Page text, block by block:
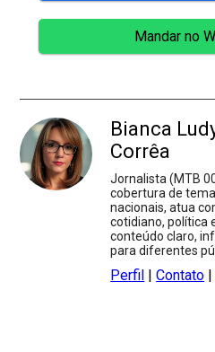
Mandar no
Bianca
Corrêa
Jornalista (MTB
cobertura de
nacionais, atua
cotidiano, política
conteúdo claro,
para diferentes
Perfil |Contato |